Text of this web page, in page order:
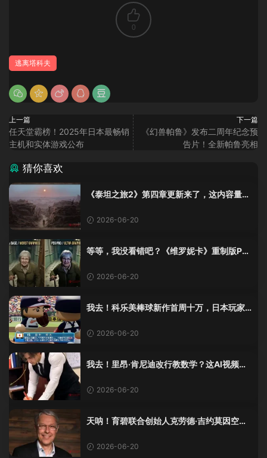
0
逃离塔科夫
上一篇
任天堂霸榜！2025年日本最畅销
主机和实体游戏公布
下一篇
《幻兽帕鲁》发布二周年纪念预
告片！全新帕鲁亮相
猜你喜欢
《泰坦之旅2》第四章更新来了，这内容量感
2026-06-20
等等，我没看错吧？《维罗妮卡》重制版PS
2026-06-20
我去！科乐美棒球新作首周十万，日本玩家
2026-06-20
我去！里昂·肯尼迪改行教数学？这AI视频全
2026-06-20
天呐！育碧联合创始人克劳德·吉约莫因空难
2026-06-20